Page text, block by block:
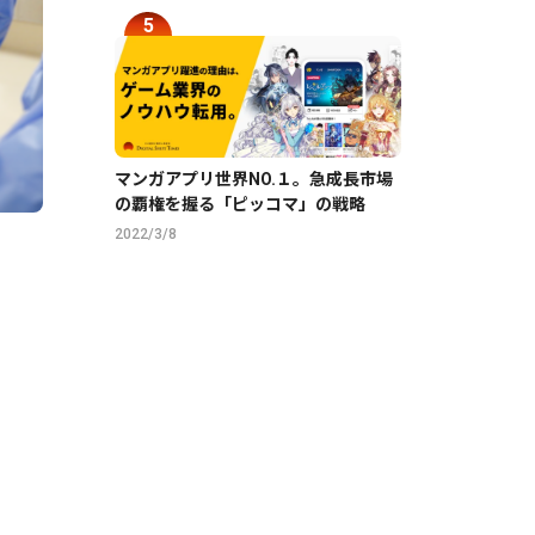
マンガアプリ世界NO.１。急成長市場
の覇権を握る「ピッコマ」の戦略
2022/3/8